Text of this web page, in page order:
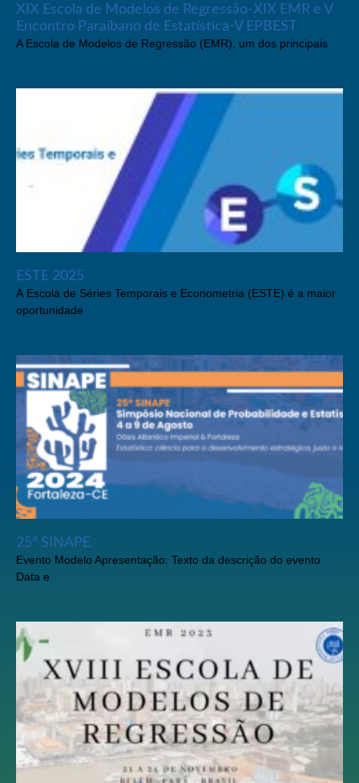
XIX Escola de Modelos de Regressão-XIX EMR e V
Encontro Paraibano de Estatística-V EPBEST
A Escola de Modelos de Regressão (EMR), um dos principais
ESTE 2025
A Escola de Séries Temporais e Econometria (ESTE) é a maior
oportunidade
25º SINAPE
Evento Modelo Apresentação: Texto da descrição do evento
Data e